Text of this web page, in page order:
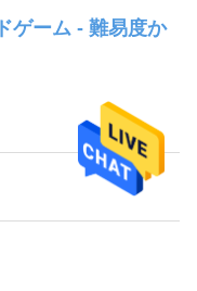
ゲーム - 難易度か